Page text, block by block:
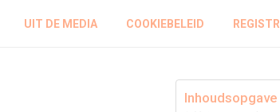
UIT DE MEDIA COOKIEBELEID
Inhoudsopgave